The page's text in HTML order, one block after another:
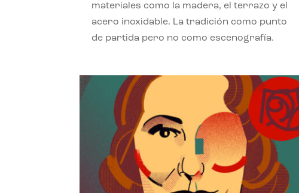
materiales como la madera, el terrazo y el
acero inoxidable. La tradición como punto
de partida pero no como escenografía.